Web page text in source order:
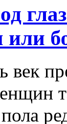
или
век